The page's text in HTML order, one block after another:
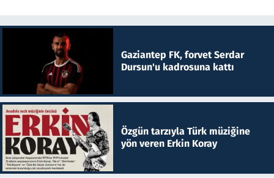
Gaziantep FK, forvet Serdar
Dursun'u kadrosuna kattı
Özgün tarzıyla Türk müziğine
yön veren Erkin Koray